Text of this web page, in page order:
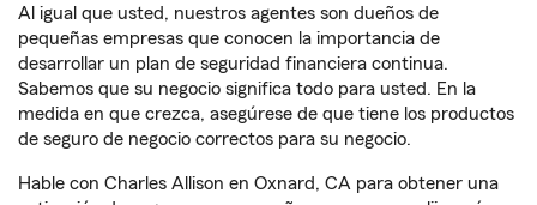
Al igual que usted, nuestros agentes son dueños de
pequeñas empresas que conocen la importancia de
desarrollar un plan de seguridad financiera continua.
Sabemos que su negocio significa todo para usted. En la
medida en que crezca, asegúrese de que tiene los productos
de seguro de negocio correctos para su negocio.
Hable con Charles Allison en Oxnard, CA para obtener una